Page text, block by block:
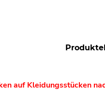
Produkte
auf Kleidungsstücken